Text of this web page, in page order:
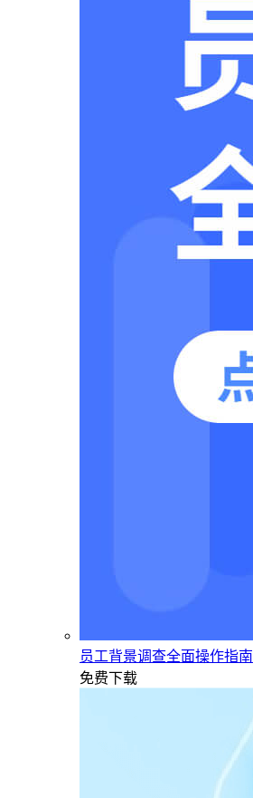
员工背景调查全面操作指南
免费下载